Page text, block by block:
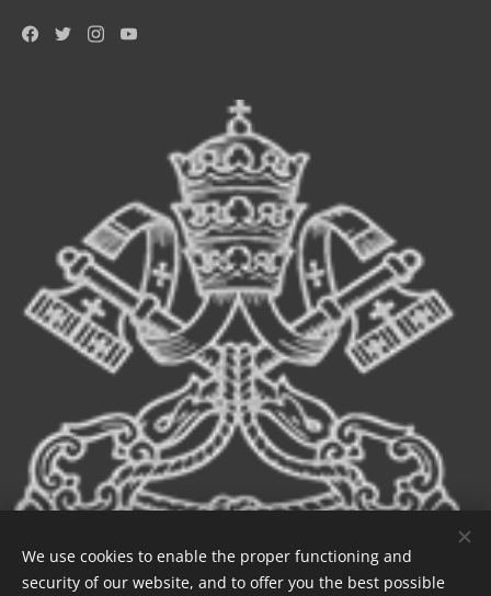
We use cookies to enable the proper functioning and
security of our website, and to offer you the best possible